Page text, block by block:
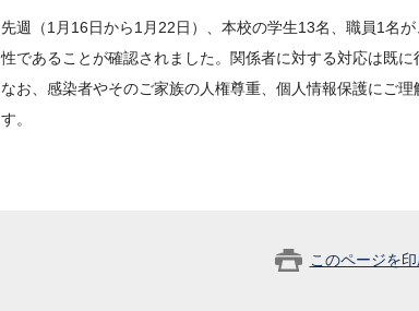
先週（1月16日から1月22日）、本校の学生13名、職員1名
性であることが確認されました。関係者に対する対応は既に
なお、感染者やそのご家族の人権尊重、個人情報保護にご
す。
このページを